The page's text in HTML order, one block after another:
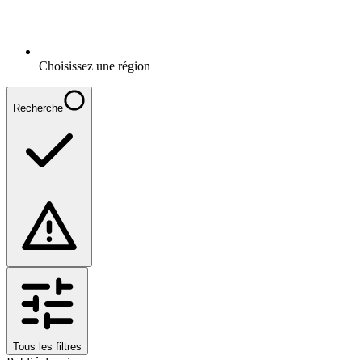
Choisissez une région
Recherche
Tous les filtres